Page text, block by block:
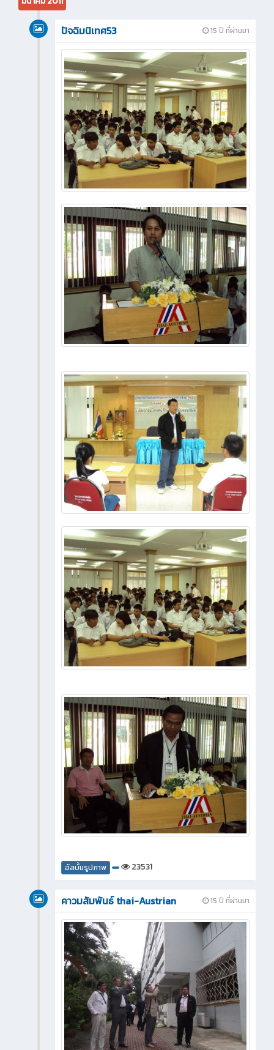
15 ปี ที่ผ่านมา
ปัจฉิมนิเทศ53
อัลบั้มรูปภาพ 23531
15 ปี ที่ผ่านมา
คาวมสัมพันธ์ thai-Austrian